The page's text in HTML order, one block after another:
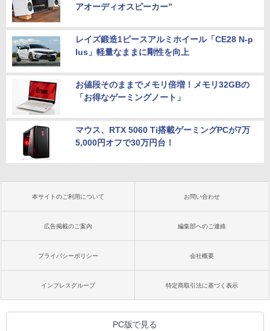
アオーディオスピーカー”
レイズ鍛造1ピースアルミホイール「CE28 N-p
lus」軽量なままに剛性を向上
お値段そのままでメモリ倍増！メモリ32GBの
「お得なゲーミングノート」
マウス、RTX 5060 Ti搭載ゲーミングPCが7万
5,000円オフで30万円台！
本サイトのご利用について お問い合わせ
広告掲載のご案内 編集部へのご連絡
プライバシーポリシー 会社概要
インプレスグループ 特定商取引法に基づく表示
PC版で見る